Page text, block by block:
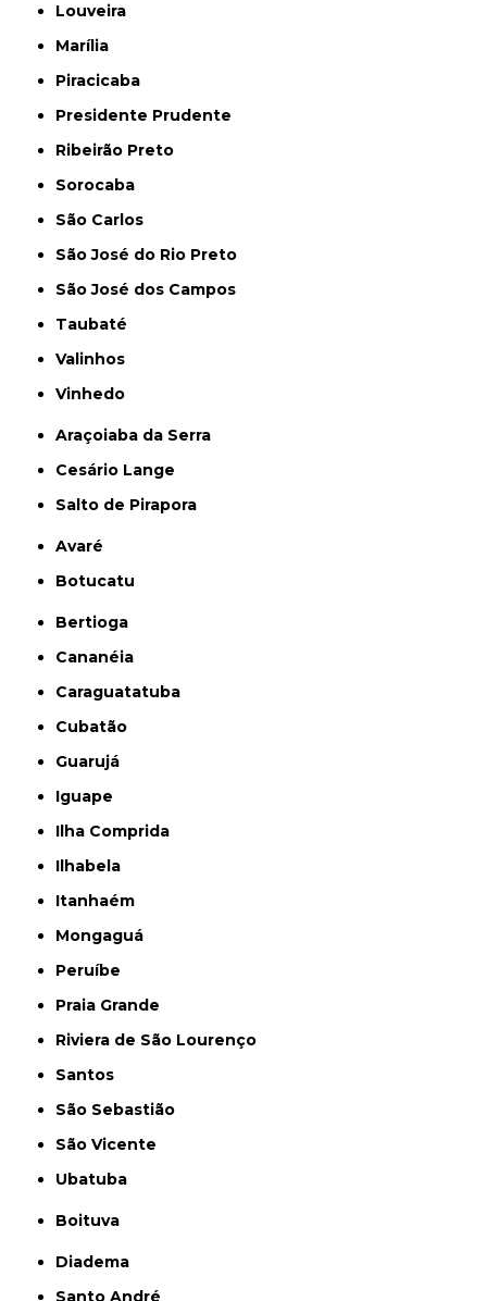
Louveira
Marília
Piracicaba
Presidente Prudente
Ribeirão Preto
Sorocaba
São Carlos
São José do Rio Preto
São José dos Campos
Taubaté
Valinhos
Vinhedo
Araçoiaba da Serra
Cesário Lange
Salto de Pirapora
Avaré
Botucatu
Bertioga
Cananéia
Caraguatatuba
Cubatão
Guarujá
Iguape
Ilha Comprida
Ilhabela
Itanhaém
Mongaguá
Peruíbe
Praia Grande
Riviera de São Lourenço
Santos
São Sebastião
São Vicente
Ubatuba
Boituva
Diadema
Santo André